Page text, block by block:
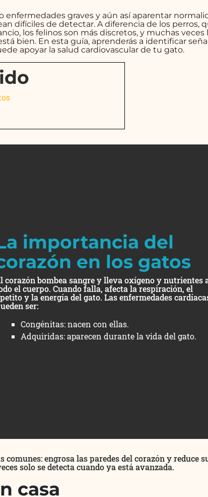
graves y aún así aparentar
difíciles de detectar. A diferencia de los perros,
los felinos son más discretos, y muchas veces
bien. En esta guía, aprenderás a identificar
apoyar la salud cardiovascular de tu gato.
importancia del
en los gatos
corazón bombea sangre y lleva oxígeno y nutrientes
el cuerpo. Cuando falla, afecta la respiración, el
y la energía del gato. Las enfermedades
ser:
Congénitas: nacen con ellas.
Adquiridas: aparecen durante la vida del gato.
engrosa las paredes del corazón y reduce
solo se detecta cuando ya está avanzada.
casa